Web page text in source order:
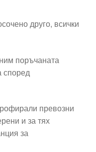
друго, всички
поръчаната
според
превозни
и за тях
за